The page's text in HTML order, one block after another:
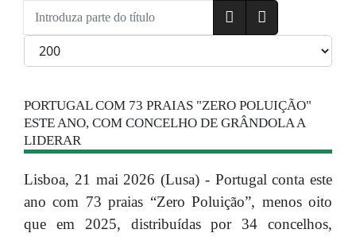
Introduza parte do título
Qtd. a exibir
PORTUGAL COM 73 PRAIAS "ZERO POLUIÇÃO"
ESTE ANO, COM CONCELHO DE GRÂNDOLA A
LIDERAR
Lisboa, 21 mai 2026 (Lusa) - Portugal conta este
ano com 73 praias “Zero Poluição”, menos oito
que em 2025, distribuídas por 34 concelhos,